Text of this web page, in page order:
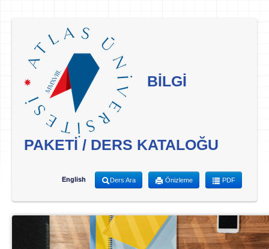
BİLGİ
PAKETİ / DERS KATALOĞU
English Ders Ara Önizleme PDF